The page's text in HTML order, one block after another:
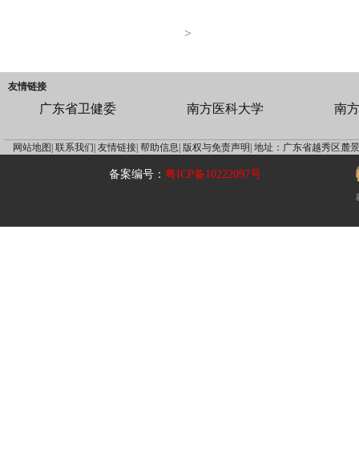
>
友情链接
广东省卫健委 南方医科大学 南
网站地图| 联系我们| 友情链接| 帮助信息| 版权与免责声明| 地址：广东省越秀区麓
备案编号：粤ICP备10222097号